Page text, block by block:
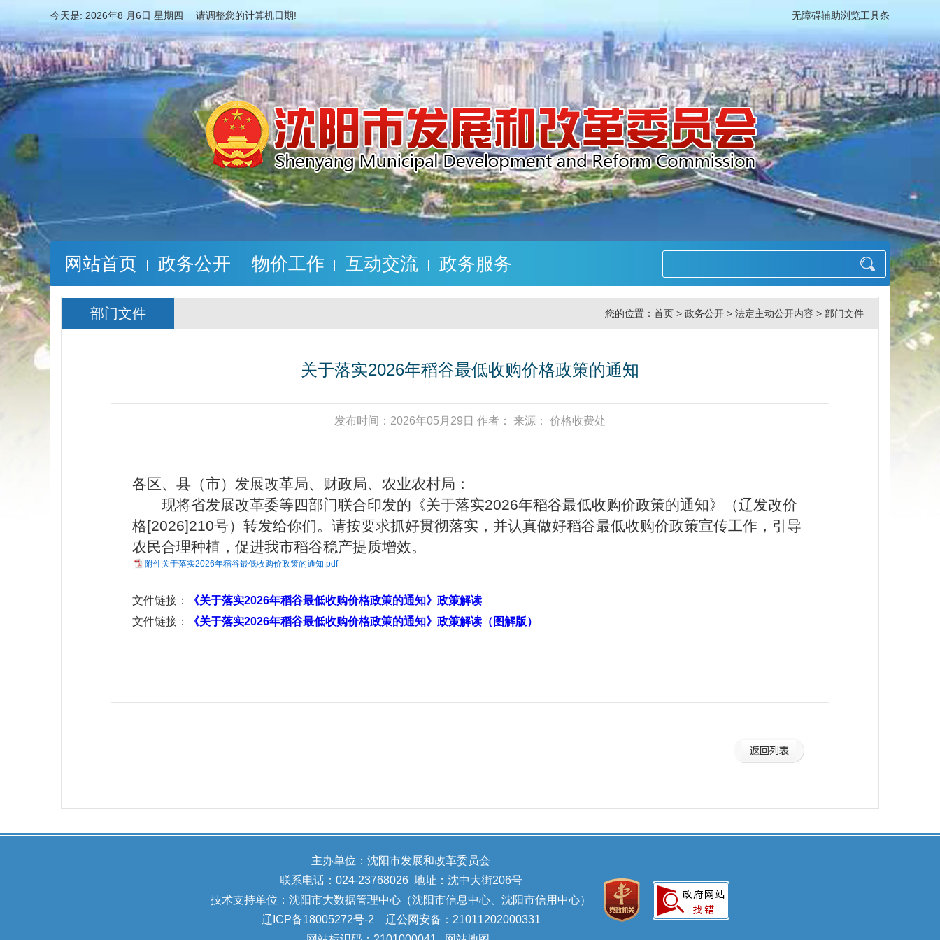
今天是: 2026年8 月6日 星期四 请调整您的计算机日期! 无障碍辅助浏览工具条
网站首页 政务公开 物价工作 互动交流 政务服务
部门文件 您的位置： 首页 > 政务公开 > 法定主动公开内容 > 部门文件
关于落实2026年稻谷最低收购价格政策的通知
发布时间：2026年05月29日 作者： 来源： 价格收费处
各区、县（市）发展改革局、财政局、农业农村局：
现将省发展改革委等四部门联合印发的《关于落实2026年稻谷最低收购价政策的通知》（辽发改价
格[2026]210号）转发给你们。请按要求抓好贯彻落实，并认真做好稻谷最低收购价政策宣传工作，引导
农民合理种植，促进我市稻谷稳产提质增效。
附件关于落实2026年稻谷最低收购价政策的通知.pdf
文件链接：
《关于落实2026年稻谷最低收购价格政策的通知》政策解读
文件链接：
《关于落实2026年稻谷最低收购价格政策的通知》政策解读（图解版）